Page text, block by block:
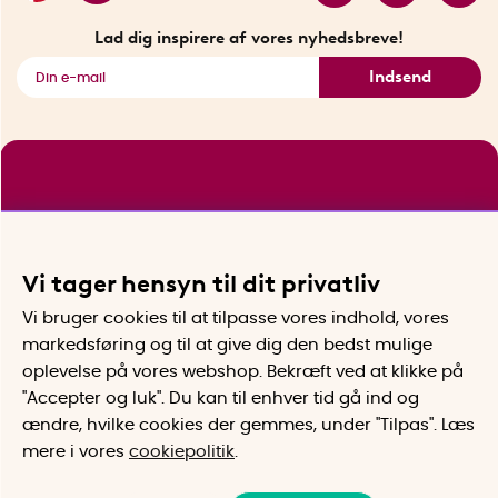
Se alle smarte produkter
Lad dig inspirere af vores nyhedsbreve!
Indsend
Vi tager hensyn til dit privatliv
Vi bruger cookies til at tilpasse vores indhold, vores
markedsføring og til at give dig den bedst mulige
oplevelse på vores webshop. Bekræft ved at klikke på
"Accepter og luk". Du kan til enhver tid gå ind og
ændre, hvilke cookies der gemmes, under "Tilpas". Læs
mere i vores cookiepolitik